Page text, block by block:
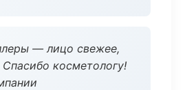
— лицо свежее,
Спасибо косметологу!